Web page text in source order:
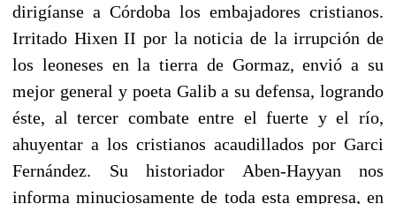
dirigíanse a Córdoba los embajadores cristianos.
Irritado Hixen II por la noticia de la irrupción de
los leoneses en la tierra de Gormaz, envió a su
mejor general y poeta Galib a su defensa, logrando
éste, al tercer combate entre el fuerte y el río,
ahuyentar a los cristianos acaudillados por Garci
Fernández. Su historiador Aben-Hayyan nos
informa minuciosamente de toda esta empresa, en